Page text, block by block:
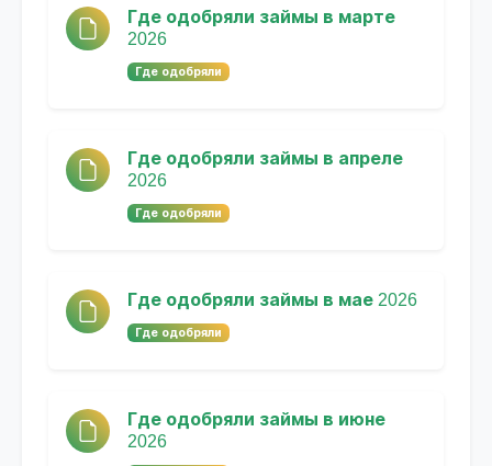
Где одобряли займы в марте
2026
Где одобряли
Где одобряли займы в апреле
2026
Где одобряли
Где одобряли займы в мае 2026
Где одобряли
Где одобряли займы в июне
2026